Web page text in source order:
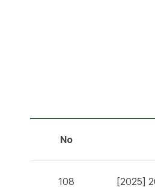
No
108 [2025]